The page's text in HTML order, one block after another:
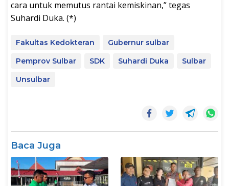
cara untuk memutus rantai kemiskinan,” tegas
Suhardi Duka. (*)
Fakultas Kedokteran
Gubernur sulbar
Pemprov Sulbar
SDK Suhardi Duka
Sulbar
Unsulbar
Baca Juga